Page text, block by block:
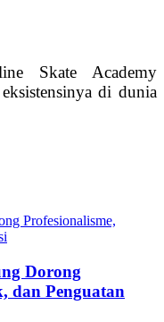
Skate Academy
di dunia
Dorong
dan Penguatan